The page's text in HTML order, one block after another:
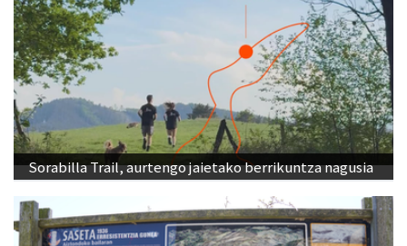
Sorabilla Trail, aurtengo jaietako berrikuntza nagusia